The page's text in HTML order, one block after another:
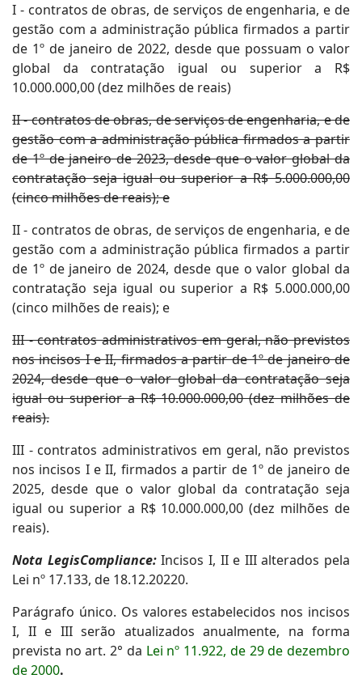
I - contratos de obras, de serviços de engenharia, e de
gestão com a administração pública firmados a partir
de 1º de janeiro de 2022, desde que possuam o valor
global da contratação igual ou superior a R$
10.000.000,00 (dez milhões de reais)
II - contratos de obras, de serviços de engenharia, e de
gestão com a administração pública firmados a partir
de 1º de janeiro de 2023, desde que o valor global da
contratação seja igual ou superior a R$ 5.000.000,00
(cinco milhões de reais); e
II - contratos de obras, de serviços de engenharia, e de
gestão com a administração pública firmados a partir
de 1º de janeiro de 2024, desde que o valor global da
contratação seja igual ou superior a R$ 5.000.000,00
(cinco milhões de reais); e
III - contratos administrativos em geral, não previstos
nos incisos I e II, firmados a partir de 1º de janeiro de
2024, desde que o valor global da contratação seja
igual ou superior a R$ 10.000.000,00 (dez milhões de
reais).
III - contratos administrativos em geral, não previstos
nos incisos I e II, firmados a partir de 1º de janeiro de
2025, desde que o valor global da contratação seja
igual ou superior a R$ 10.000.000,00 (dez milhões de
reais).
Nota LegisCompliance:Incisos I, II e III alterados pela
Lei nº 17.133, de 18.12.20220.
Parágrafo único. Os valores estabelecidos nos incisos
I, II e III serão atualizados anualmente, na forma
prevista no art. 2° da Lei nº 11.922, de 29 de dezembro
de 2000.